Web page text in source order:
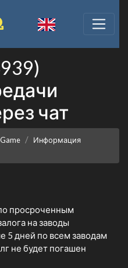
чат
Game
Информация
просроченным
на заводы
5 дней по всем заводам
не будет погашен